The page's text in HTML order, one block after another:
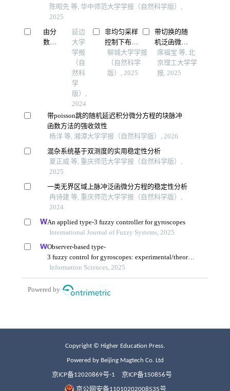
Copyright © Higher Education Press.
Powered by Beijing Magtech Co. Ltd
京ICP备12020869号-1 京ICP备150856号
京公网安备11010202008535号